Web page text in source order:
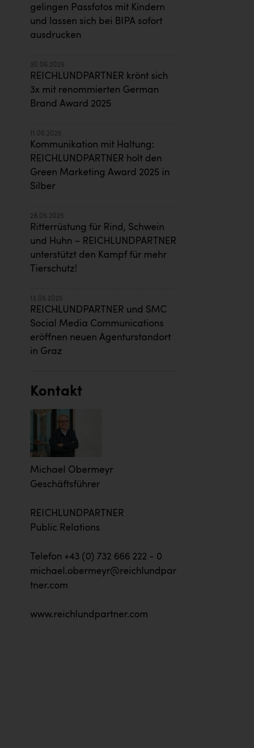
gelingen Passfotos mit Kindern
und lassen sich bei BIPA sofort
ausdrucken
30.06.2025
REICHLUNDPARTNER krönt sich
3x mit renommierten German
Brand Award 2025
11.06.2025
Kommunikation mit Haltung:
REICHLUNDPARTNER holt den
Green Marketing Award 2025 in
Silber
28.05.2025
Ritterrüstung für Rind, Schwein
und Huhn – REICHLUNDPARTNER
unterstützt den Kampf für mehr
Tierschutz!
13.05.2025
REICHLUNDPARTNER und SMC
Social Media Communications
eröffnen neuen Agenturstandort
in Graz
Kontakt
Michael Obermeyr
Geschäftsführer
REICHLUNDPARTNER
Public Relations
Telefon +43 (0) 732 666 222 - 0
michael.obermeyr@reichlundpar
tner.com
www.reichlundpartner.com